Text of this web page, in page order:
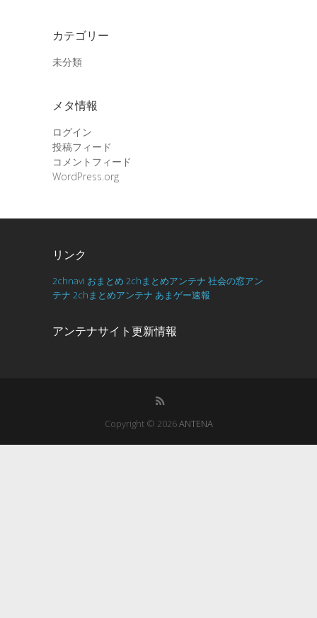
カテゴリー
未分類
メタ情報
ログイン
投稿フィード
コメントフィード
WordPress.org
リンク
2chnavi おまとめ 2chまとめアンテナ 社会の窓アン
テナ 2chまとめアンテナ あまゲー速報
アンテナサイト更新情報
Copyright © 2026ANTENA